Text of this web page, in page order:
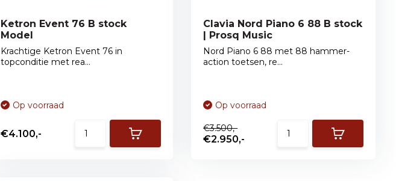
Ketron Event 76 B stock
Model
Krachtige Ketron Event 76 in
topconditie met rea...
Op voorraad
€4.100,-
Clavia Nord Piano 6 88 B stock
| Prosq Music
Nord Piano 6 88 met 88 hammer-
action toetsen, re...
Op voorraad
€3.500,-
€2.950,-